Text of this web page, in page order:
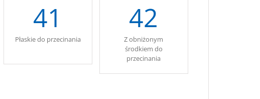
41
Płaskie do przecinania
42
Z obniżonym
środkiem do
przecinania